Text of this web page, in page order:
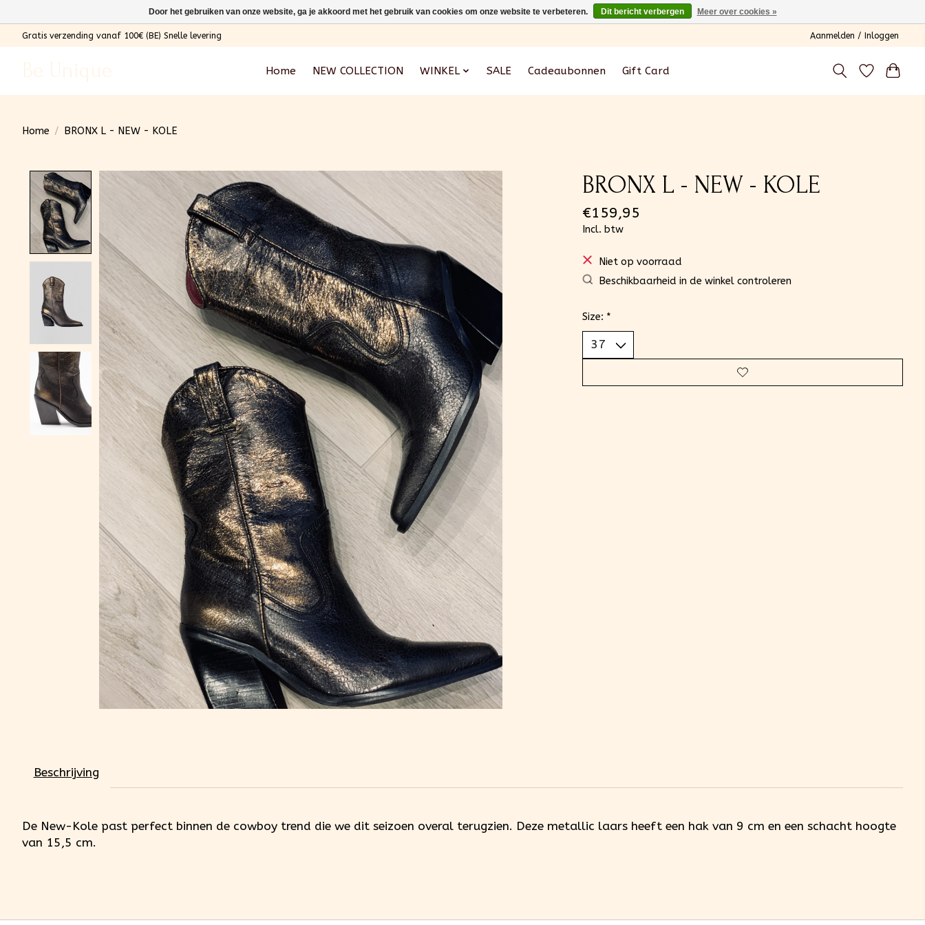
Gratis verzending vanaf 100€ (BE) Snelle levering Aanmelden / Inloggen
Be Unique Home NEW COLLECTION WINKEL SALE Cadeaubonnen Gift Card
Home / BRONX L - NEW - KOLE
Product image slideshow Items BRONX L - NEW - KOLE
€159,95
Incl. btw
Niet op voorraad
Beschikbaarheid in de winkel controleren
Size: *
Beschrijving
De New-Kole past perfect binnen de cowboy trend die we dit seizoen overal terugzien. Deze metallic laars heeft een hak van 9 cm en een schacht hoogte
van 15,5 cm.
Door het gebruiken van onze website, ga je akkoord met het gebruik van cookies om onze website te verbeteren. Dit bericht verbergen Meer over cookies »